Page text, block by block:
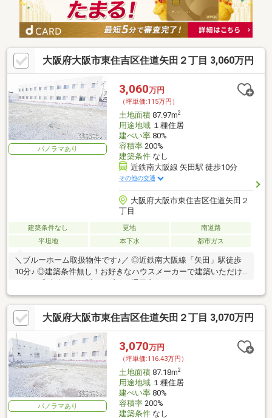
大阪府大阪市東住吉区住道矢田２丁目 3,060万円
パノラマあり
3,060万円
（坪単価:115万円）
土地面積87.97m2
用途地域１種住居
建ぺい率80%
容積率200%
建築条件なし
近鉄南大阪線 矢田駅 徒歩10分
その他の交通
大阪府大阪市東住吉区住道矢田２
丁目
建築条件なし 更地
南道路
平坦地
本下水 都市ガス
＼ブルーホーム取扱物件です♪／ ◎近鉄南大阪線「矢田」駅徒歩
10分♪ ◎建築条件無し！お好きなハウスメーカーで建築いただけ
大阪府大阪市東住吉区住道矢田２丁目 3,070万円
パノラマあり
3,070万円
（坪単価:116.43万円）
土地面積87.18m2
用途地域１種住居
建ぺい率80%
容積率200%
建築条件なし